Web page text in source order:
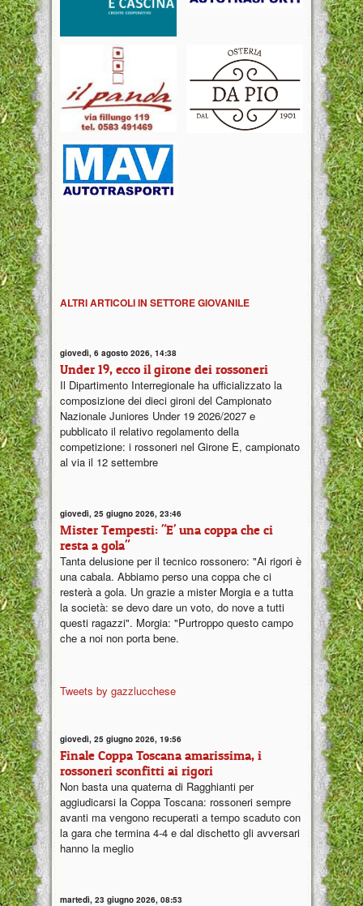
ALTRI ARTICOLI IN SETTORE GIOVANILE
giovedì, 6 agosto 2026, 14:38
Under 19, ecco il girone dei rossoneri
Il Dipartimento Interregionale ha ufficializzato la
composizione dei dieci gironi del Campionato
Nazionale Juniores Under 19 2026/2027 e
pubblicato il relativo regolamento della
competizione: i rossoneri nel Girone E, campionato
al via il 12 settembre
giovedì, 25 giugno 2026, 23:46
Mister Tempesti: "E' una coppa che ci
resta a gola"
Tanta delusione per il tecnico rossonero: "Ai rigori è
una cabala. Abbiamo perso una coppa che ci
resterà a gola. Un grazie a mister Morgia e a tutta
la società: se devo dare un voto, do nove a tutti
questi ragazzi". Morgia: "Purtroppo questo campo
che a noi non porta bene.
Tweets by gazzlucchese
giovedì, 25 giugno 2026, 19:56
Finale Coppa Toscana amarissima, i
rossoneri sconfitti ai rigori
Non basta una quaterna di Ragghianti per
aggiudicarsi la Coppa Toscana: rossoneri sempre
avanti ma vengono recuperati a tempo scaduto con
la gara che termina 4-4 e dal dischetto gli avversari
hanno la meglio
martedì, 23 giugno 2026, 08:53